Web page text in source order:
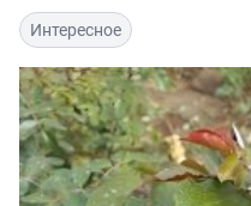
Интересное